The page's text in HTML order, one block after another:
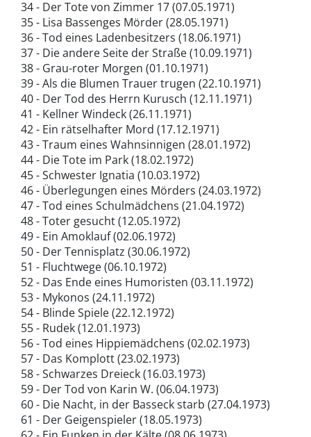
34 - Der Tote von Zimmer 17 (07.05.1971)
35 - Lisa Bassenges Mörder (28.05.1971)
36 - Tod eines Ladenbesitzers (18.06.1971)
37 - Die andere Seite der Straße (10.09.1971)
38 - Grau-roter Morgen (01.10.1971)
39 - Als die Blumen Trauer trugen (22.10.1971)
40 - Der Tod des Herrn Kurusch (12.11.1971)
41 - Kellner Windeck (26.11.1971)
42 - Ein rätselhafter Mord (17.12.1971)
43 - Traum eines Wahnsinnigen (28.01.1972)
44 - Die Tote im Park (18.02.1972)
45 - Schwester Ignatia (10.03.1972)
46 - Überlegungen eines Mörders (24.03.1972)
47 - Tod eines Schulmädchens (21.04.1972)
48 - Toter gesucht (12.05.1972)
49 - Ein Amoklauf (02.06.1972)
50 - Der Tennisplatz (30.06.1972)
51 - Fluchtwege (06.10.1972)
52 - Das Ende eines Humoristen (03.11.1972)
53 - Mykonos (24.11.1972)
54 - Blinde Spiele (22.12.1972)
55 - Rudek (12.01.1973)
56 - Tod eines Hippiemädchens (02.02.1973)
57 - Das Komplott (23.02.1973)
58 - Schwarzes Dreieck (16.03.1973)
59 - Der Tod von Karin W. (06.04.1973)
60 - Die Nacht, in der Basseck starb (27.04.1973)
61 - Der Geigenspieler (18.05.1973)